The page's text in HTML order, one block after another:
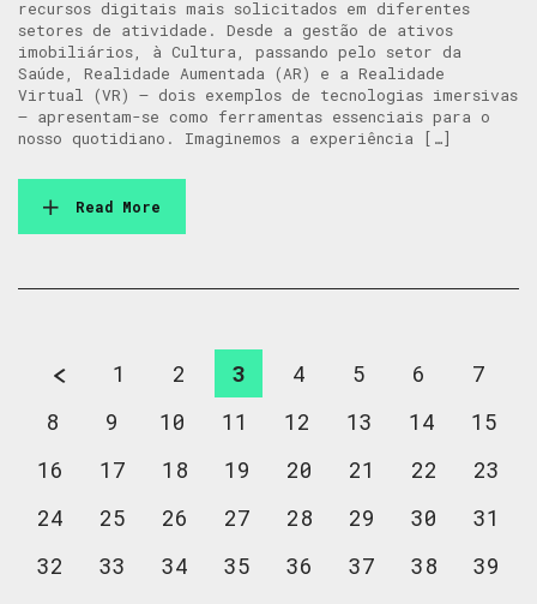
recursos digitais mais solicitados em diferentes
setores de atividade. Desde a gestão de ativos
imobiliários, à Cultura, passando pelo setor da
Saúde, Realidade Aumentada (AR) e a Realidade
Virtual (VR) – dois exemplos de tecnologias imersivas
– apresentam-se como ferramentas essenciais para o
nosso quotidiano. Imaginemos a experiência […]
Read More
1 2 3 4 5 6
7
8
9 10 11 12 13 14
15
16
17 18 19 20 21 22
23
24
25 26 27 28 29 30
31
32
33 34 35 36 37 38
39